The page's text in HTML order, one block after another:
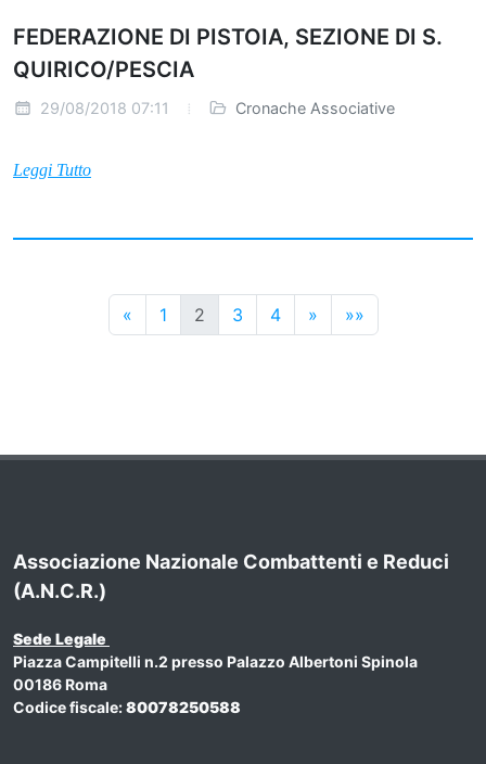
FEDERAZIONE DI PISTOIA, SEZIONE DI S.
QUIRICO/PESCIA
29/08/2018 07:11 Cronache Associative
Leggi Tutto
«Precedenti
1 2 3 4 »Successivi
»»Successivi
Associazione Nazionale Combattenti e Reduci
(A.N.C.R.)
Sede Legale
Piazza Campitelli n.2 presso Palazzo Albertoni Spinola
00186 Roma
Codice fiscale:80078250588